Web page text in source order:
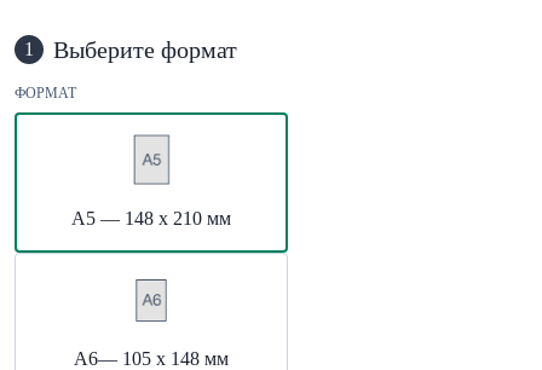
1 Выберите формат
ФОРМАТ
А5 — 148 х 210 мм
А6— 105 х 148 мм